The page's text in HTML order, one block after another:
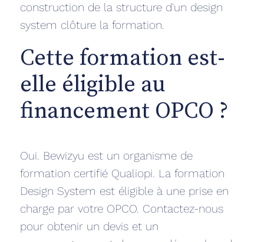
construction de la structure d'un design
system clôture la formation.
Cette formation est-
elle éligible au
financement OPCO ?
Oui. Bewizyu est un organisme de
formation certifié Qualiopi. La formation
Design System est éligible à une prise en
charge par votre OPCO. Contactez-nous
pour obtenir un devis et un